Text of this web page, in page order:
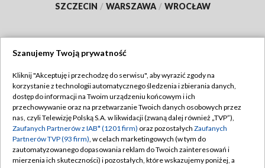
SZCZECIN / WARSZAWA / WROCŁAW
TVP
Abonament TVP
Emisja w TVP
Centrum informacji TVP
Naziemna Telewizja Cyfrowa
Regulamin TVP
Polityka prywatności
Moje zgody
Szanujemy Twoją prywatność
Kliknij "Akceptuję i przechodzę do serwisu", aby wyrazić zgody na
korzystanie z technologii automatycznego śledzenia i zbierania danych,
dostęp do informacji na Twoim urządzeniu końcowym i ich
przechowywanie oraz na przetwarzanie Twoich danych osobowych przez
nas, czyli Telewizję Polską S.A. w likwidacji (zwaną dalej również „TVP”),
Zaufanych Partnerów z IAB* (1201 firm) oraz pozostałych Zaufanych
Partnerów TVP (93 firm), w celach marketingowych (w tym do
zautomatyzowanego dopasowania reklam do Twoich zainteresowań i
mierzenia ich skuteczności) i pozostałych, które wskazujemy poniżej, a